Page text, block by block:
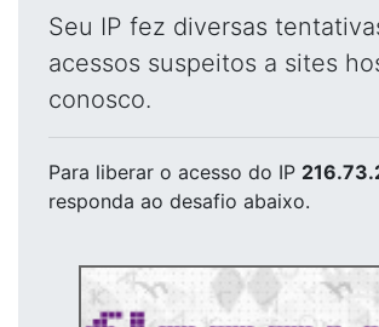
Seu IP fez diversas
acessos suspeitos a sites
conosco.
Para liberar o acesso do IP
responda ao desafio abaixo.